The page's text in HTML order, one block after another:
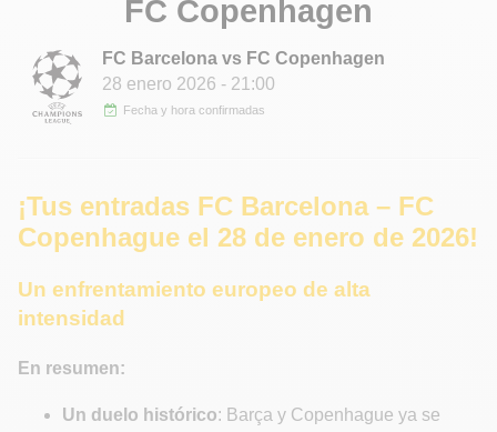
FC Copenhagen
FC Barcelona vs FC Copenhagen
28 enero 2026 - 21:00
Fecha y hora confirmadas
¡Tus entradas FC Barcelona – FC
Copenhague el 28 de enero de 2026!
Un enfrentamiento europeo de alta
intensidad
En resumen:
Un duelo histórico: Barça y Copenhague ya se